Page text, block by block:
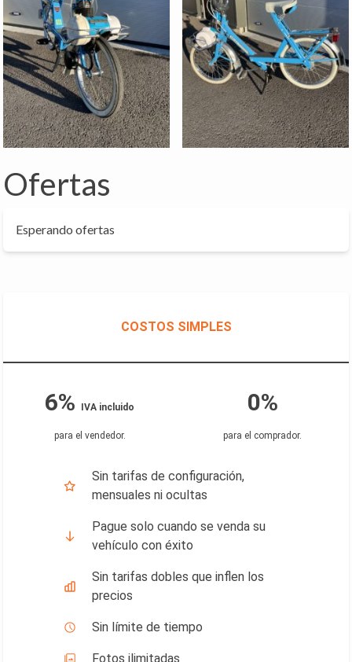
Ofertas
Esperando ofertas
COSTOS SIMPLES
6% IVA incluido 0%
para el vendedor. para el comprador.
Sin tarifas de configuración,
mensuales ni ocultas
Pague solo cuando se venda su
vehículo con éxito
Sin tarifas dobles que inflen los
precios
Sin límite de tiempo
Fotos ilimitadas